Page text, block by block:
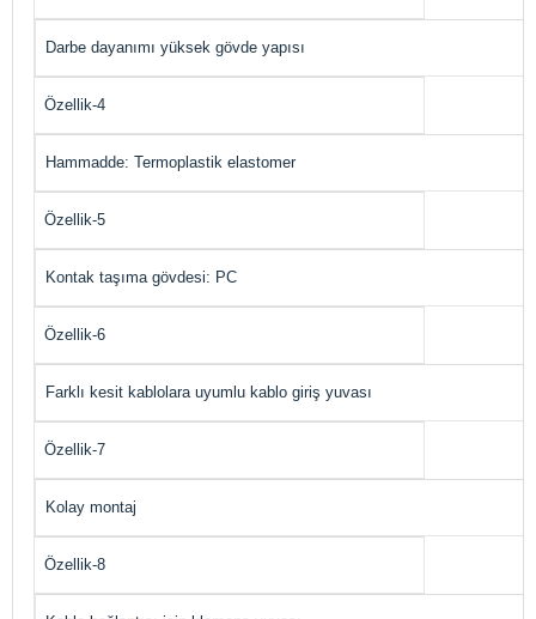
Darbe dayanımı yüksek gövde yapısı
Özellik-4
Hammadde: Termoplastik elastomer
Özellik-5
Kontak taşıma gövdesi: PC
Özellik-6
Farklı kesit kablolara uyumlu kablo giriş yuvası
Özellik-7
Kolay montaj
Özellik-8